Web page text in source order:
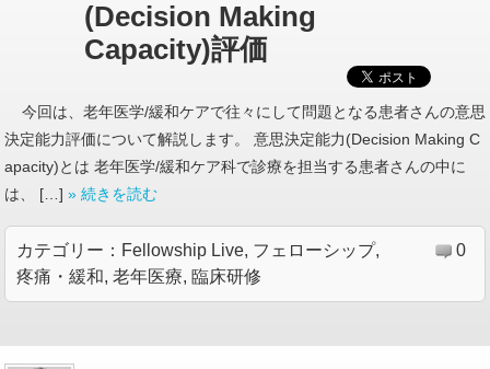
(Decision Making
Capacity)評価
今回は、老年医学/緩和ケアで往々にして問題となる患者さんの意思
決定能力評価について解説します。 意思決定能力(Decision Making C
apacity)とは 老年医学/緩和ケア科で診療を担当する患者さんの中に
は、 […] » 続きを読む
カテゴリー： Fellowship Live, フェローシップ,
疼痛・緩和, 老年医療, 臨床研修
0